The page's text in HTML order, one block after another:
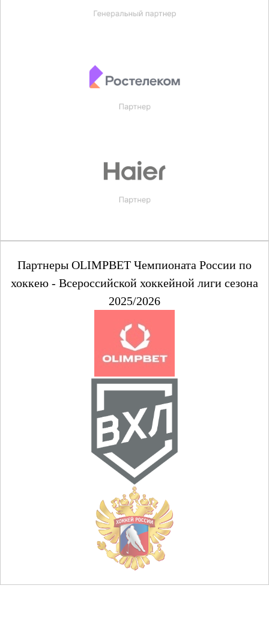
Партнеры OLIMPBET Чемпионата России по
хоккею - Всероссийской хоккейной лиги сезона
2025/2026